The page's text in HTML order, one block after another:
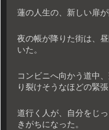
蓮の人生の、新しい扉
夜の帳が降りた街は、
いた。
コンビニへ向かう道中
り裂けそうなほどの緊張
道行く人が、自分をじ
きがちになった。